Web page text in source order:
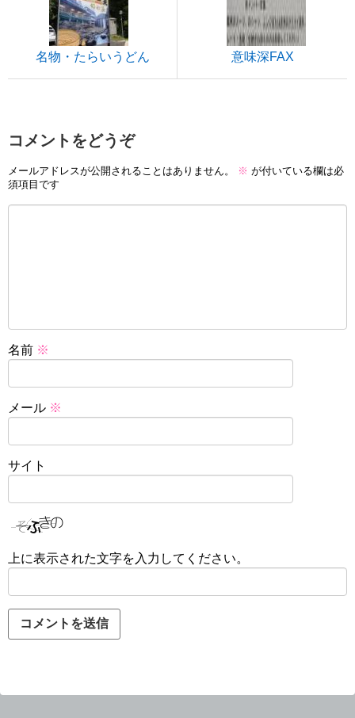
名物・たらいうどん 意味深FAX
コメントをどうぞ
メールアドレスが公開されることはありません。 ※ が付いている欄は必
須項目です
名前 ※
メール ※
サイト
上に表示された文字を入力してください。